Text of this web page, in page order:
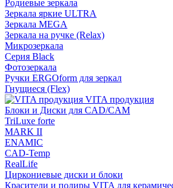
Родиевые зеркала
Зеркала яркие ULTRA
Зеркала MEGA
Зеркала на ручке (Relax)
Микрозеркала
Серия Black
Фотозеркала
Ручки ERGOform для зеркал
Гнущиеся (Flex)
VITA продукция
Блоки и Диски для CAD/CAM
TriLuxe forte
MARK II
ENAMIC
CAD-Temp
RealLife
Циркониевые диски и блоки
Красители и полиры VITA для